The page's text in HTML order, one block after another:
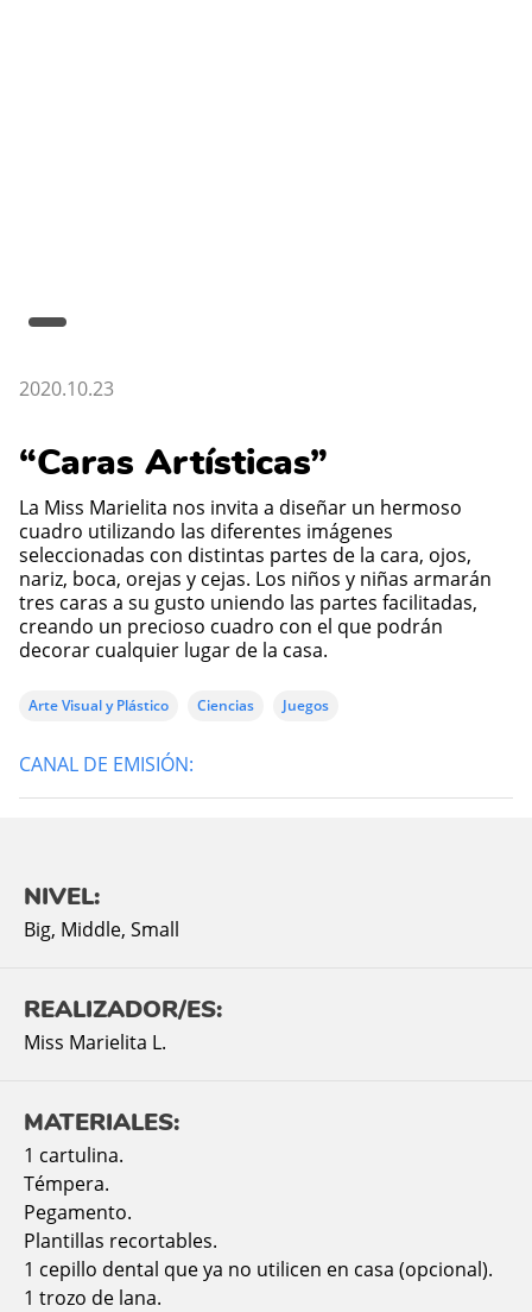
2020.10.23
“Caras Artísticas”
La Miss Marielita nos invita a diseñar un hermoso
cuadro utilizando las diferentes imágenes
seleccionadas con distintas partes de la cara, ojos,
nariz, boca, orejas y cejas. Los niños y niñas armarán
tres caras a su gusto uniendo las partes facilitadas,
creando un precioso cuadro con el que podrán
decorar cualquier lugar de la casa.
Arte Visual y Plástico Ciencias Juegos
CANAL DE EMISIÓN:
NIVEL:
Big, Middle, Small
REALIZADOR/ES:
Miss Marielita L.
MATERIALES:
1 cartulina.
Témpera.
Pegamento.
Plantillas recortables.
1 cepillo dental que ya no utilicen en casa (opcional).
1 trozo de lana.